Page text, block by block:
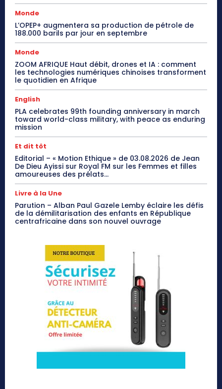
Monde
L’OPEP+ augmentera sa production de pétrole de
188.000 barils par jour en septembre
Monde
ZOOM AFRIQUE Haut débit, drones et IA : comment
les technologies numériques chinoises transforment
le quotidien en Afrique
English
PLA celebrates 99th founding anniversary in march
toward world-class military, with peace as enduring
mission
Et dit tôt
Editorial – « Motion Ethique » de 03.08.2026 de Jean
De Dieu Ayissi sur Royal FM sur les Femmes et filles
amoureuses des prélats...
Livre à la Une
Parution – Alban Paul Gazele Lemby éclaire les défis
de la démilitarisation des enfants en République
centrafricaine dans son nouvel ouvrage